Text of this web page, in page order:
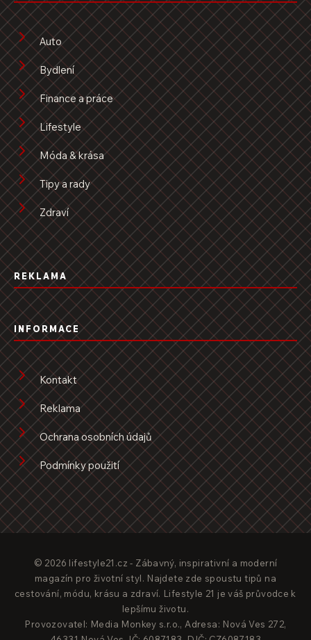
Auto
Bydlení
Finance a práce
Lifestyle
Móda & krása
Tipy a rady
Zdraví
REKLAMA
INFORMACE
Kontakt
Reklama
Ochrana osobních údajů
Podmínky použití
© 2026 lifestyle21.cz - Zábavný, inspirativní a moderní
magazín pro životní styl. Najdete zde spoustu tipů na
cestování, módu, krásu a zdraví. Lifestyle 21 je váš průvodce k
lepšímu životu.
Provozovatel: Media Monkey s.r.o., Adresa: Nová Ves 272,